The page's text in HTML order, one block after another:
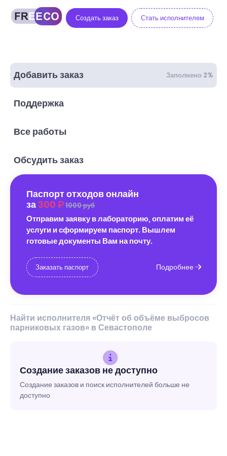
Создать заказ Стать исполнителем
Добавить заказ Заполнено 2%
Поддержка
Все работы
Обсудить заказ
Паспорт отходов онлайн
за 300 1000 руб
Отправим заявку в лабораторию, оплатим её
услуги и сформируем паспорт. Вышлем
готовые документы Вам на почту.
Заказать паспорт Подробнее
Найти исполнителя «Отчёт об объёме выбросов
парниковых газов» в Севастополе
Создание заказов не доступно
Создание заказов и поиск исполнителей больше не
доступно